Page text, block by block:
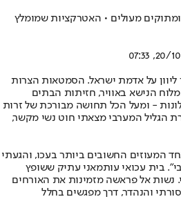
מעולים • האטרקציות שמומלץ
20/10/
ליוון על אדמת ישראל. הסמטאות הצרות
הנישא באוויר, חזיתות הבתים
- ומעל הכל תחושה מבורכת של זרות
הגליל המערבי מצאתי חוט נשי מקשר,
המעוזים החשובים ביותר בעכו, והגעתי
בית עכואי עותמאני עתיק ששופץ
נשות אל פראשה מזמינות את האורחים
והנהדר, דרך מפגשים בחלל